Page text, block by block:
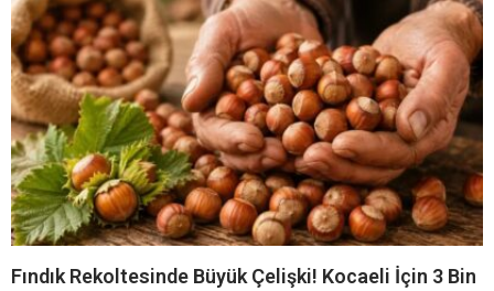
Fındık Rekoltesinde Büyük Çelişki! Kocaeli İçin 3 Bin